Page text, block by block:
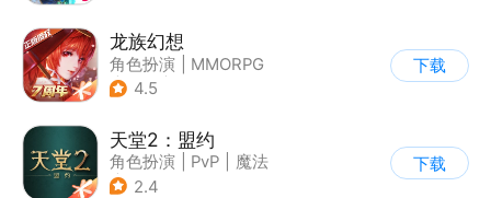
龙族幻想
角色扮演
MMORPG
| 奇幻
4.5
下载
天堂2：盟约
角色扮演 PvP
魔法
| 开放世界
2.4
下载